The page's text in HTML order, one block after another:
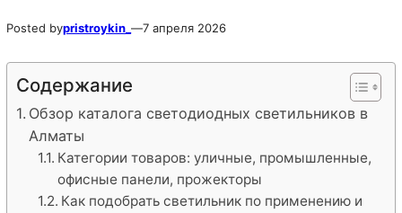
Posted bypristroykin_ —7 апреля 2026
Содержание
Обзор каталога светодиодных светильников в
Алматы
Категории товаров: уличные, промышленные,
офисные панели, прожекторы
Как подобрать светильник по применению и